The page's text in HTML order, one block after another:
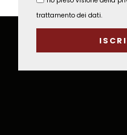
trattamento dei dati.